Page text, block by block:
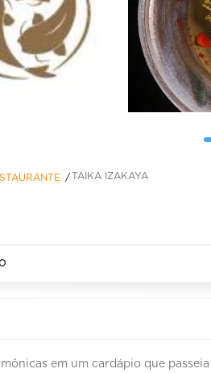
TAIKA IZAKAYA
em um cardápio que